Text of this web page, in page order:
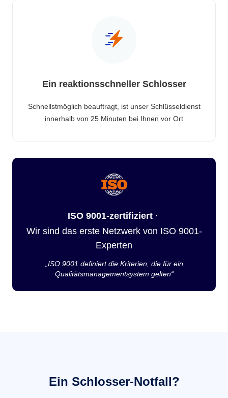
Ein reaktionsschneller Schlosser
Schnellstmöglich beauftragt, ist unser Schlüsseldienst
innerhalb von 25 Minuten bei Ihnen vor Ort
ISO 9001-zertifiziert ·
Wir sind das erste Netzwerk von ISO 9001-
Experten
„ISO 9001 definiert die Kriterien, die für ein
Qualitätsmanagementsystem gelten“
Ein Schlosser-Notfall?